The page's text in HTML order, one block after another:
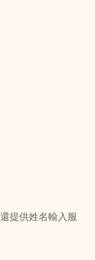
提供姓名輸入服